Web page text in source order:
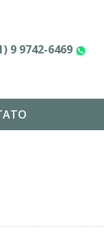
9 9742-6469